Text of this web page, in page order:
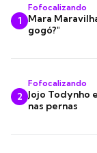
1
Fofocalizando
Mara
gogó?"
2
Fofocalizando
Jojo Todynho
nas pernas